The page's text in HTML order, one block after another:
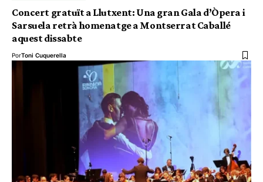
Concert gratuït a Llutxent: Una gran Gala d’Òpera i
Sarsuela retrà homenatge a Montserrat Caballé
aquest dissabte
PorToni Cuquerella